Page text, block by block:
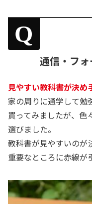
Q
通信・フ
見やすい教科書が決め
家の周りに通学して勉
買ってみましたが、色
選びました。
教科書が見やすいのが
重要なところに赤線が